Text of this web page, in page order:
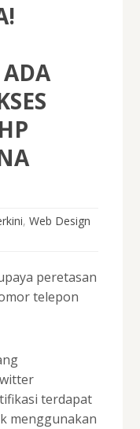
ADA
, Web Design
peretasan
telepon
terdapat
menggunakan